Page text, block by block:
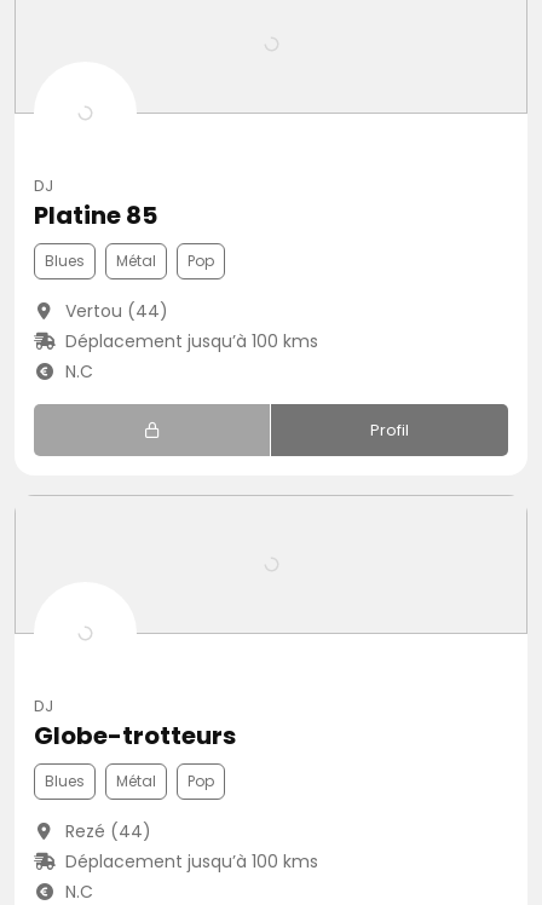
DJ
Platine 85
Blues Métal Pop
Vertou (44)
Déplacement jusqu’à 100 kms
N.C
Profil
DJ
Globe-trotteurs
Blues Métal Pop
Rezé (44)
Déplacement jusqu’à 100 kms
N.C